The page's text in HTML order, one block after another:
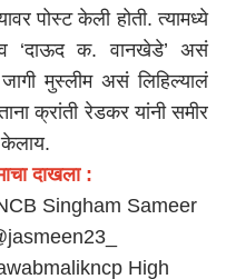
पोस्ट केली होती. त्यामध्ये
‘दाऊद क. वानखेडे’ असं
मुस्लीम असं लिहिल्यालं
क्रांती रेडकर यांनी समीर
केलाय.
दाखला :
Singham Sameer
High